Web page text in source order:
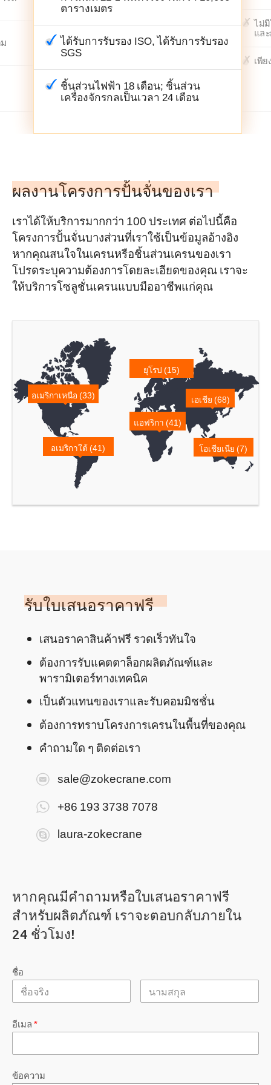
ตารางเมตร
ได้รับการรับรอง ISO, ได้รับการรับรอง
SGS
ชิ้นส่วนไฟฟ้า 18 เดือน; ชิ้นส่วน
เครื่องจักรกลเป็นเวลา 24 เดือน
ไม่
แล
เพี
ผลงานโครงการปั้นจั่นของเรา
เราได้ให้บริการมากกว่า 100 ประเทศ ต่อไปนี้คือ
โครงการปั้นจั่นบางส่วนที่เราใช้เป็นข้อมูลอ้างอิง
หากคุณสนใจในเครนหรือชิ้นส่วนเครนของเรา
โปรดระบุความต้องการโดยละเอียดของคุณ เราจะ
ให้บริการโซลูชั่นเครนแบบมืออาชีพแก่คุณ
ยุโรป (15)
อเมริกาเหนือ (33) เอเชีย (68)
แอฟริกา (41)
อเมริกาใต้ (41) โอเชียเนีย (7)
รับใบเสนอราคาฟรี
เสนอราคาสินค้าฟรี รวดเร็วทันใจ
ต้องการรับแคตตาล็อกผลิตภัณฑ์และ
พารามิเตอร์ทางเทคนิค
เป็นตัวแทนของเราและรับคอมมิชชั่น
ต้องการทราบโครงการเครนในพื้นที่ของคุณ
คำถามใด ๆ ติดต่อเรา
sale@zokecrane.com
+86 193 3738 7078
laura-zokecrane
หากคุณมีคำถามหรือใบเสนอราคาฟรี
สำหรับผลิตภัณฑ์ เราจะตอบกลับภายใน
24 ชั่วโมง!
ชื่อ
อีเมล *
ข้อความ